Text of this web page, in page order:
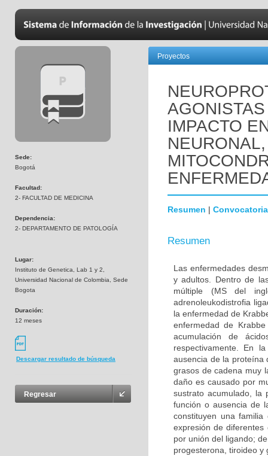
Sede:
Bogotá
Facultad:
2- FACULTAD DE MEDICINA
Dependencia:
2- DEPARTAMENTO DE PATOLOGÍA
Lugar:
Instituto de Genetica, Lab 1 y 2,
Universidad Nacional de Colombia, Sede
Bogota
Duración:
12 meses
Descargar resultado de búsqueda
Regresar
Proyectos
IMPACTO
Resumen | Convocatoria
Resumen
Las enfermedades
y adultos. Dentro de
múltiple (MS del
adrenoleukodistrofia
la enfermedad de
enfermedad de
acumulación de
respectivamente. En
ausencia de la proteína
grasos de cadena muy
daño es causado por
sustrato acumulado, la
función o ausencia de
constituyen una
expresión de
por unión del ligando;
progesterona, tiroideo y